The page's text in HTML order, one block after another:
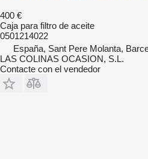
400 €
Caja para filtro de aceite
0501214022
España, Sant Pere Molanta,
LAS COLINAS OCASION, S.L.
Contacte con el vendedor